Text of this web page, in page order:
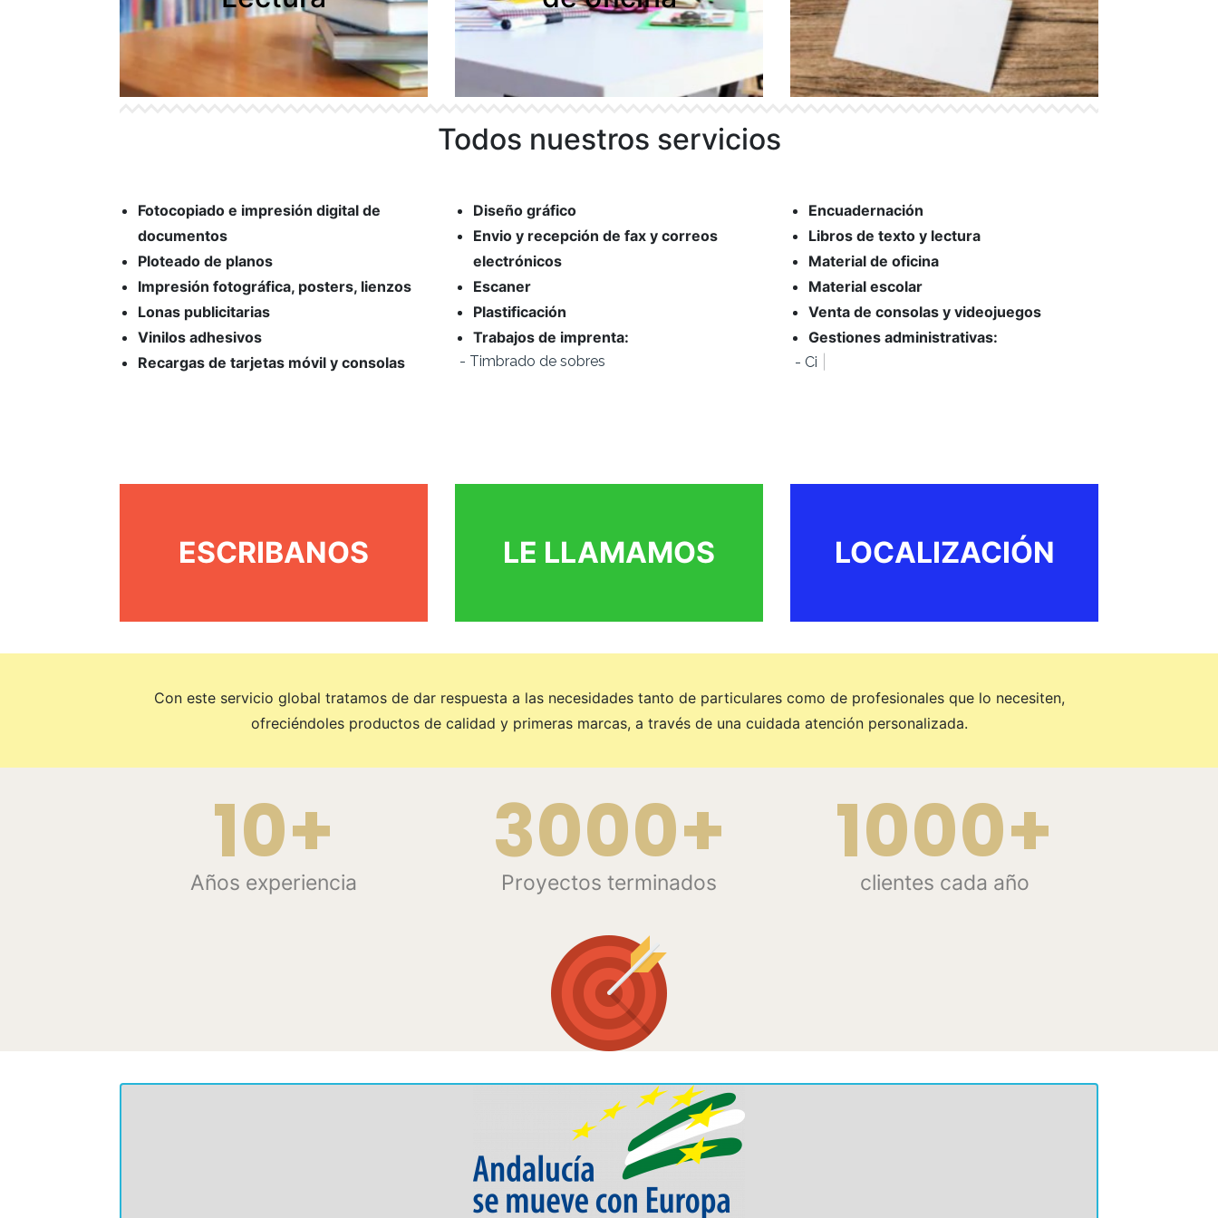
Todos nuestros servicios
Fotocopiado e impresión digital de
documentos
Ploteado de planos
Impresión fotográfica, posters, lienzos
Lonas publicitarias
Vinilos adhesivos
Recargas de tarjetas móvil y consolas
Diseño gráfico
Envio y recepción de fax y correos
electrónicos
Escaner
Plastificación
Trabajos de imprenta:
- Calendarios de pared, bolsillo y sobre
- Papeletas sorteos
- Timbrado de sobres
Encuadernación
Libros de texto y lectura
Material de oficina
Material escolar
Venta de consolas y videojuegos
Gestiones administrativas:
- Cita DNI, INEM, ITV
ESCRIBANOS LE LLAMAMOS LOCALIZACIÓN
Con este servicio global tratamos de dar respuesta a las necesidades tanto de particulares como de profesionales que lo necesiten,
ofreciéndoles productos de calidad y primeras marcas, a través de una cuidada atención personalizada.
10+
Años experiencia
3000+
Proyectos terminados
1000+
clientes cada año